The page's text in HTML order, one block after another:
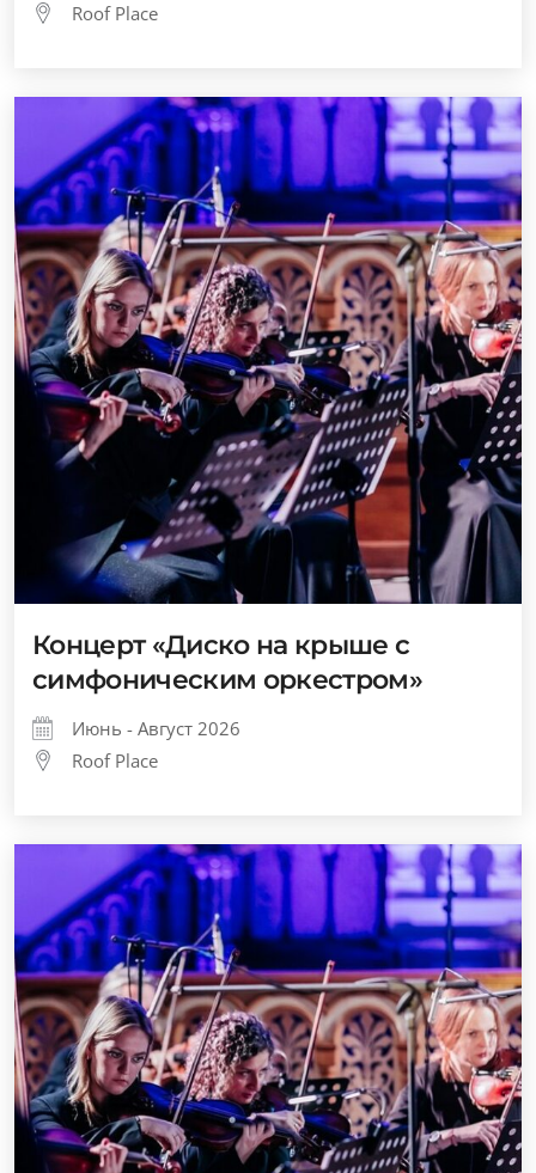
Roof Place
Концерт «Диско на крыше с
симфоническим оркестром»
Июнь - Август 2026
Roof Place